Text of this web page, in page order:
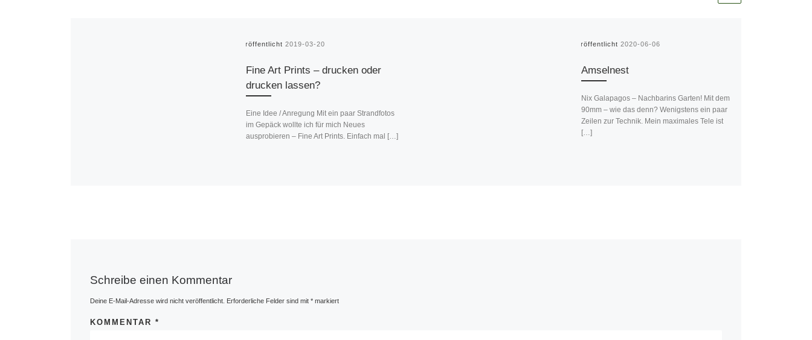
Veröffentlicht 2019-03-20
Fine Art Prints – drucken oder
drucken lassen?
Eine Idee / Anregung Mit ein paar Strandfotos
im Gepäck wollte ich für mich Neues
ausprobieren – Fine Art Prints. Einfach mal […]
Veröffentlicht 2020-06-06
Amselnest
Nix Galapagos – Nachbarins Garten! Mit dem
90mm – wie das denn? Wenigstens ein paar
Zeilen zur Technik. Mein maximales Tele ist
[…]
Schreibe einen Kommentar
Deine E-Mail-Adresse wird nicht veröffentlicht. Erforderliche Felder sind mit* markiert
KOMMENTAR*